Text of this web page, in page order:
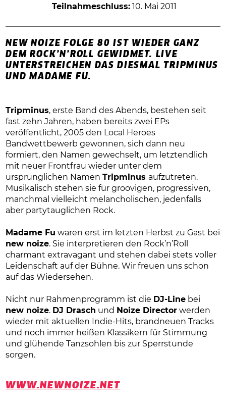
Teilnahmeschluss: 10. Mai 2011
NEW NOIZE FOLGE 80 IST WIEDER GANZ
DEM ROCK’N’ROLL GEWIDMET. LIVE
UNTERSTREICHEN DAS DIESMAL TRIPMINUS
UND MADAME FU.
Tripminus, erste Band des Abends, bestehen seit
fast zehn Jahren, haben bereits zwei EPs
veröffentlicht, 2005 den Local Heroes
Bandwettbewerb gewonnen, sich dann neu
formiert, den Namen gewechselt, um letztendlich
mit neuer Frontfrau wieder unter dem
ursprünglichen NamenTripminus aufzutreten.
Musikalisch stehen sie für groovigen, progressiven,
manchmal vielleicht melancholischen, jedenfalls
aber partytauglichen Rock.
Madame Fu waren erst im letzten Herbst zu Gast bei
new noize. Sie interpretieren den Rock’n’Roll
charmant extravagant und stehen dabei stets voller
Leidenschaft auf der Bühne. Wir freuen uns schon
auf das Wiedersehen.
Nicht nur Rahmenprogramm ist die DJ-Line bei
new noize. DJ Drasch und Noize Director werden
wieder mit aktuellen Indie-Hits, brandneuen Tracks
und noch immer heißen Klassikern für Stimmung
und glühende Tanzsohlen bis zur Sperrstunde
sorgen.
WWW.NEWNOIZE.NET